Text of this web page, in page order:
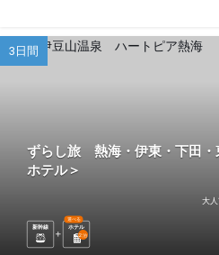
3日間
ずらし旅 熱海・伊東・下田
ホテル＞
新幹線 ホテル
選べる
2泊
大